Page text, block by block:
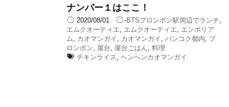
ナンバー１はここ！
2020/08/01 -BTSプロンポン駅周辺でランチ
エムクオーティエ
エムクオーティエ
エンポリア
ム
カオマンガイ カオマンガイ バンコク都内
プ
ロンポン
屋台 屋台ごはん 料理
チキンライス
,ヘンヘンカオマンガイ